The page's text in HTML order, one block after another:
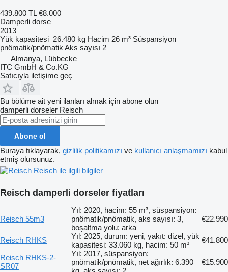
439.800 TL €8.000
Damperli dorse
2013
Yük kapasitesi 26.480 kg Hacim 26 m³ Süspansiyon
pnömatik/pnömatik Aks sayısı 2
Almanya, Lübbecke
ITC GmbH & Co.KG
Satıcıyla iletişime geç
Bu bölüme ait yeni ilanları almak için abone olun
damperli dorseler Reisch
Abone ol
Buraya tıklayarak, gizlilik politikamızı ve kullanıcı anlaşmamızı kabul
etmiş olursunuz.
Reisch ile ilgili bilgiler
Reisch damperli dorseler fiyatları
Reisch 55m3
Yıl: 2020, hacim: 55 m³, süspansiyon:
pnömatik/pnömatik, aks sayısı: 3,
boşaltma yolu: arka
€22.990
Reisch RHKS
Yıl: 2025, durum: yeni, yakıt: dizel, yük
kapasitesi: 33.060 kg, hacim: 50 m³
€41.800
Reisch RHKS-2-
SR07
Yıl: 2017, süspansiyon:
pnömatik/pnömatik, net ağırlık: 6.390
€15.900